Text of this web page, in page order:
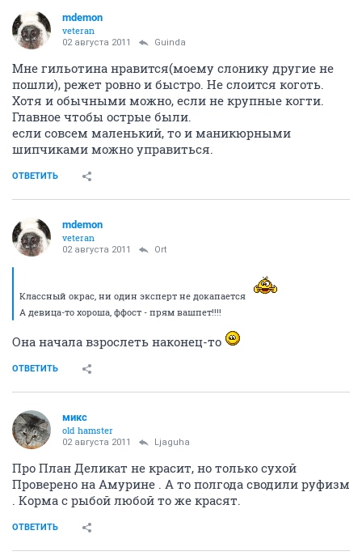
mdemon
veteran
02 августа 2011 Guinda
Мне гильотина нравится(моему слонику другие не
пошли), режет ровно и быстро. Не слоится коготь.
Хотя и обычными можно, если не крупные когти.
Главное чтобы острые были.
если совсем маленький, то и маникюрными
шипчиками можно управиться.
ОТВЕТИТЬ
mdemon
veteran
02 августа 2011 Ort
Классный окрас, ни один эксперт не докапается
А девица-то хороша, ффост - прям вашпет!!!!
Она начала взрослеть наконец-то
ОТВЕТИТЬ
микс
old hamster
02 августа 2011 Ljaguha
Про План Деликат не красит, но только сухой
Проверено на Амурине . А то полгода сводили руфизм
. Корма с рыбой любой то же красят.
ОТВЕТИТЬ